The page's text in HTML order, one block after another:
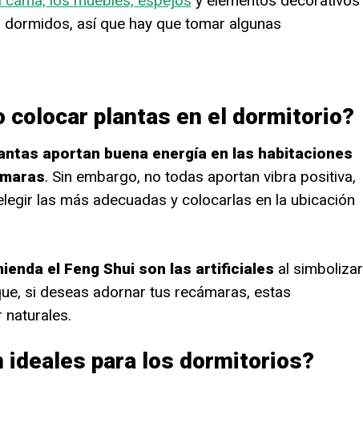
así que hay que tomar algunas
colocar plantas en el dormitorio?
aportan buena energía en las habitaciones
. Sin embargo, no todas aportan vibra positiva,
las más adecuadas y colocarlas en la ubicación
el Feng Shui son las artificiales al simbolizar
si deseas adornar tus recámaras, estas
naturales.
ideales para los dormitorios?